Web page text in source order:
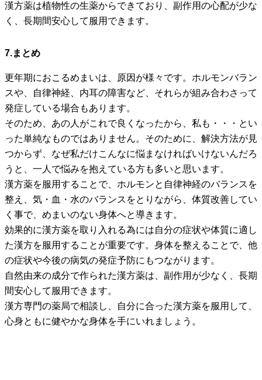
漢方薬は植物性の生薬からできており、副作用の心配が少な
く、長期間安心して服用できます。
7.まとめ
更年期におこるめまいは、原因が様々です。ホルモンバラン
スや、自律神経、内耳の障害など、それらが組み合わさって
発症している場合もあります。
そのため、あの人がこれで良くなったから、私も・・・とい
った単純なものではありません。そのために、解決方法が見
つからず、なぜ私だけこんなに悩まなければいけないんだろ
うと、一人で悩みを抱えている方も多いと思います。
漢方薬を服用することで、ホルモンと自律神経のバランスを
整え、気・血・水のバランスをとりながら、体質改善してい
く事で、めまいのない身体へと導きます。
効果的に漢方薬を取り入れる為には自分の症状や体質に適し
た漢方を服用することが重要です。身体を整えることで、他
の症状や今後の病気の発症予防にもつながります。
自然由来の成分で作られた漢方薬は、副作用が少なく、長期
間安心して服用できます。
漢方専門の薬局で相談し、自分に合った漢方薬を服用して、
心身ともに健やかな身体を手にいれましょう。